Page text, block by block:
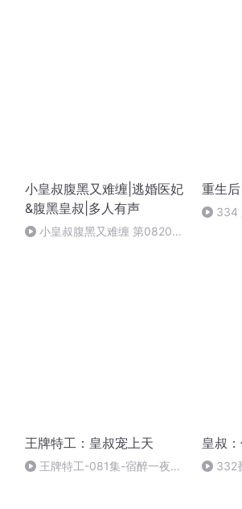
小皇叔腹黑又难缠|逃婚医妃
&腹黑皇叔|多人有声
小皇叔腹黑又难缠 第0820集
重生
334
王牌特工：皇叔宠上天
王牌特工-081集-宿醉一夜
皇叔
332